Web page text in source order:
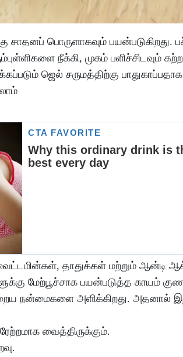
சாதனப் பொருளாகவும் பயன்படுகிறது.
நீக்கி, முகம் பளிச்சிடவும்
ஜெல் சருமத்திற்கு
தாதுக்கள் மற்றும் ஆன்டி
மேற்பூச்சாக பயன்படுத்த காயம்
நன்மைகளை அளிக்கிறது.
வைத்திருக்கும்.